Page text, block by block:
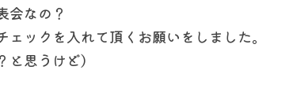
会なの？
ックを入れて頂くお願いをしました。
思うけど）